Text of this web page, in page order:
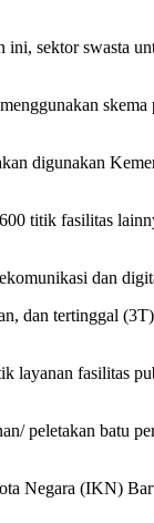
sektor swasta
skema
digunakan
titik fasilitas
dan
dan tertinggal
layanan fasilitas
peletakan batu
Negara (IKN)